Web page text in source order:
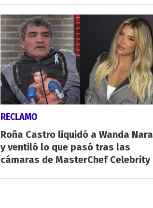
RECLAMO
Roña Castro liquidó a Wanda Nara
y ventiló lo que pasó tras las
cámaras de MasterChef Celebrity